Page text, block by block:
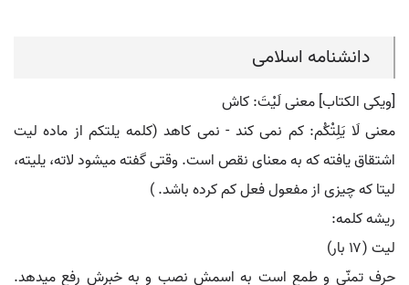
دانشنامه اسلامی
[ویکی الکتاب] معنی لَیْتَ: کاش
معنی لَا یَلِتْکُم: کم نمی کند - نمی کاهد (کلمه یلتکم از ماده لیت
اشتقاق یافته که به معنای نقص است. وقتی گفته میشود لاته، یلیته،
لیتا که چیزی از مفعول فعل کم کرده باشد. )
ریشه کلمه:
لیت (۱۷ بار)
حرف تمنّی و طمع است به اسمش نصب و به خبرش رفع می‏دهد.